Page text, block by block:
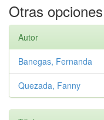
Otras
Autor
Banegas, Fernanda
Quezada, Fanny